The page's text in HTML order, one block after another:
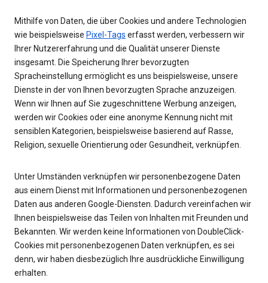
Mithilfe von Daten, die über Cookies und andere Technologien
wie beispielsweise Pixel-Tags erfasst werden, verbessern wir
Ihrer Nutzererfahrung und die Qualität unserer Dienste
insgesamt. Die Speicherung Ihrer bevorzugten
Spracheinstellung ermöglicht es uns beispielsweise, unsere
Dienste in der von Ihnen bevorzugten Sprache anzuzeigen.
Wenn wir Ihnen auf Sie zugeschnittene Werbung anzeigen,
werden wir Cookies oder eine anonyme Kennung nicht mit
sensiblen Kategorien, beispielsweise basierend auf Rasse,
Religion, sexuelle Orientierung oder Gesundheit, verknüpfen.
Unter Umständen verknüpfen wir personenbezogene Daten
aus einem Dienst mit Informationen und personenbezogenen
Daten aus anderen Google-Diensten. Dadurch vereinfachen wir
Ihnen beispielsweise das Teilen von Inhalten mit Freunden und
Bekannten. Wir werden keine Informationen von DoubleClick-
Cookies mit personenbezogenen Daten verknüpfen, es sei
denn, wir haben diesbezüglich Ihre ausdrückliche Einwilligung
erhalten.